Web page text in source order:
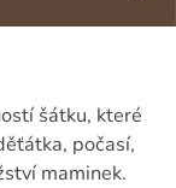
šátku, které
počasí,
maminek.